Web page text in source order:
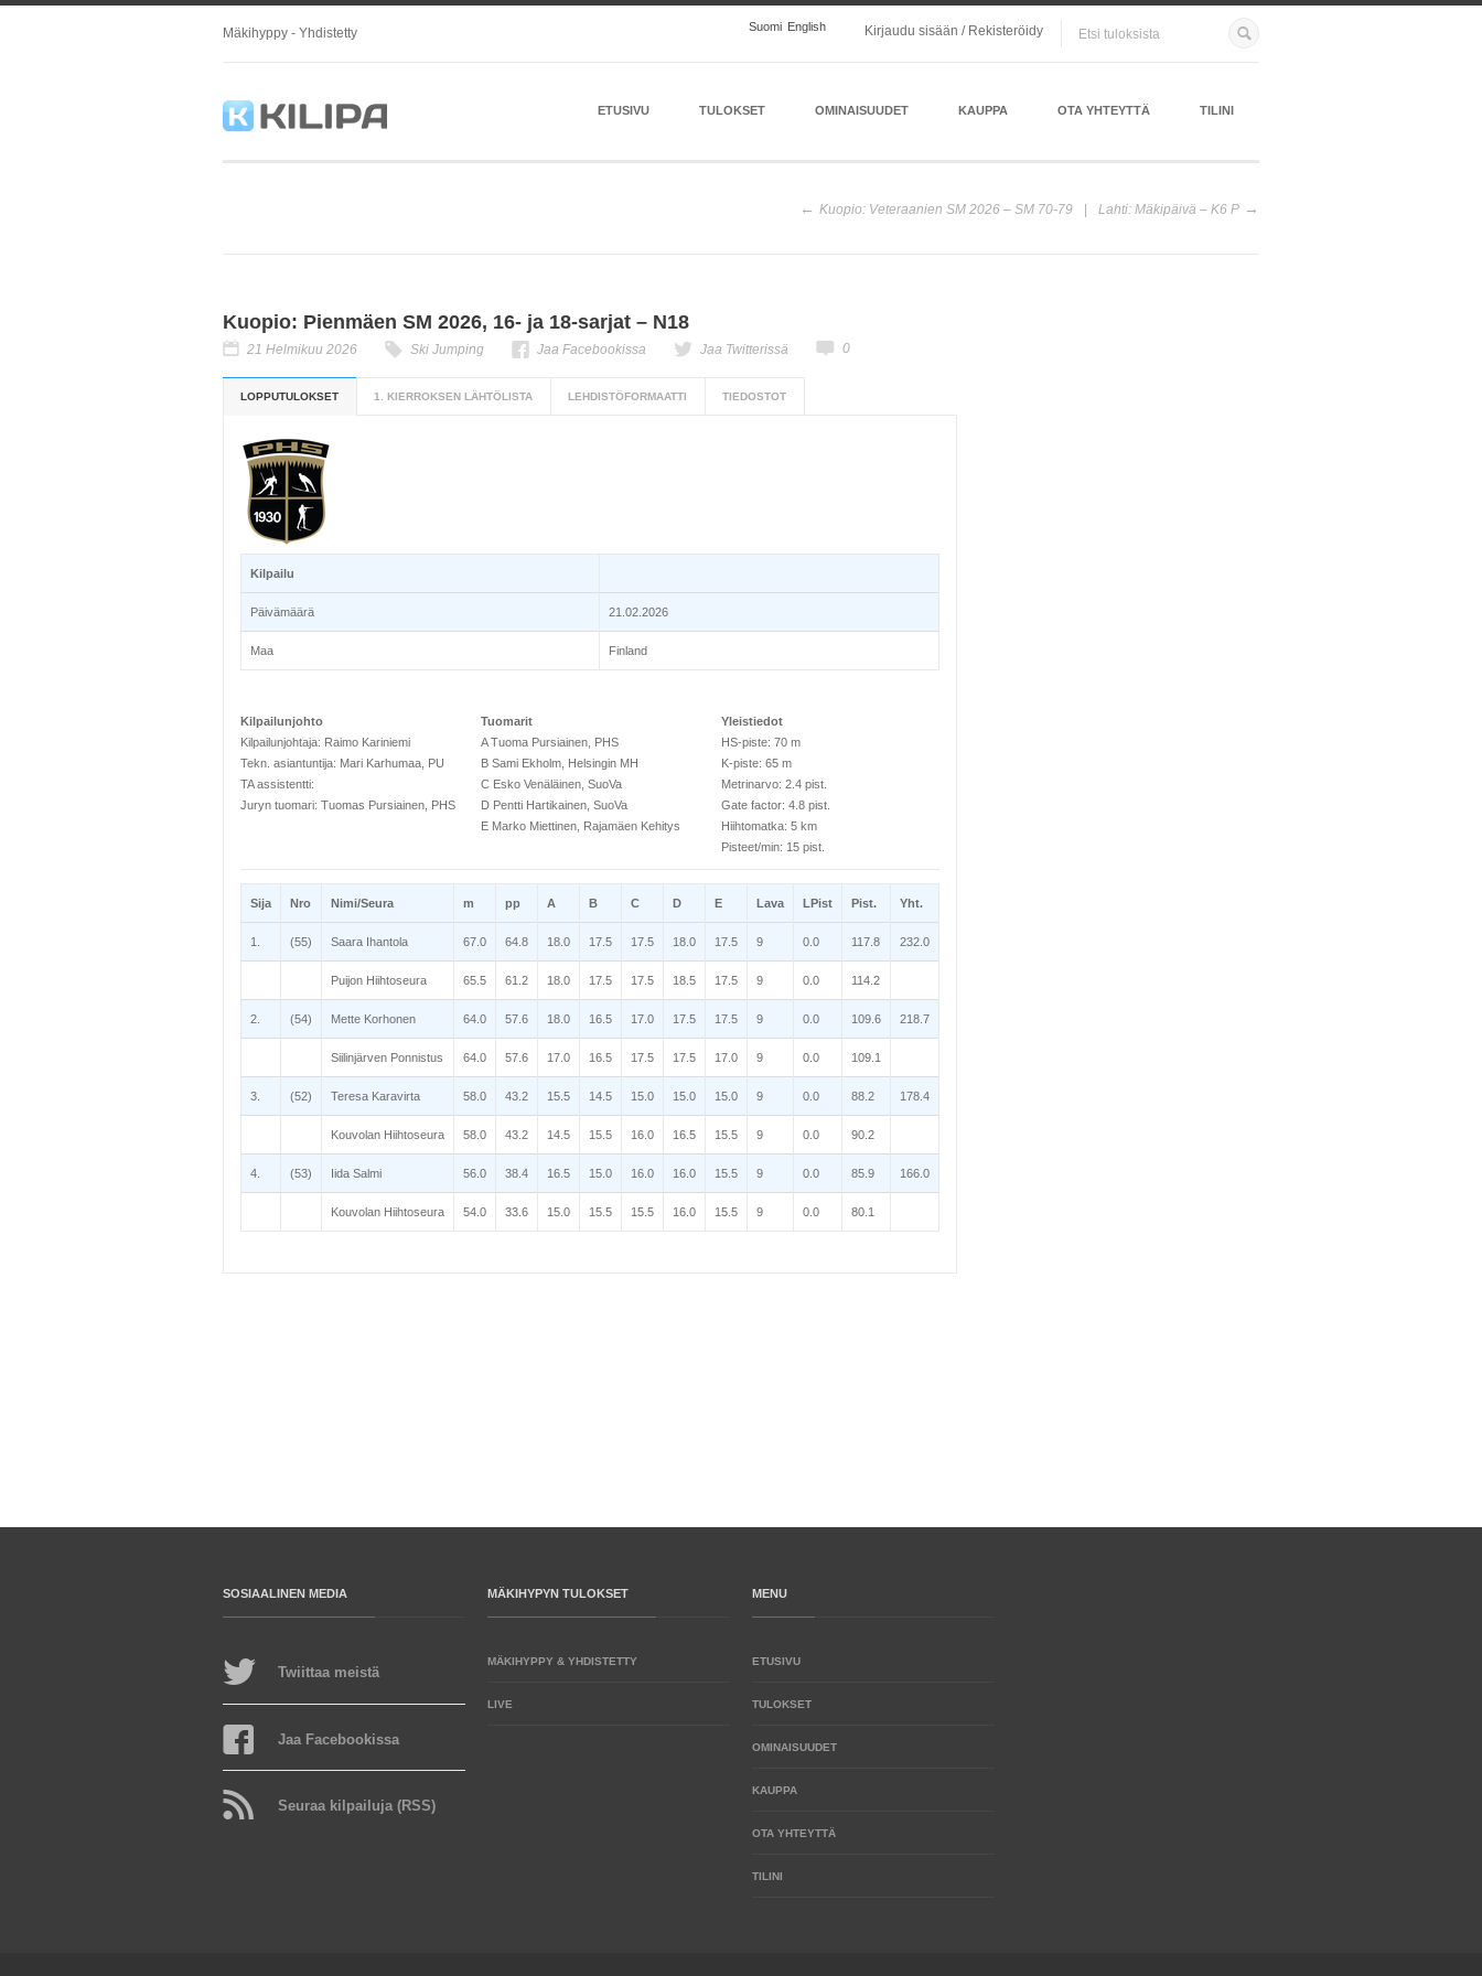
Mäkihyppy - Yhdistetty Suomi English Kirjaudu sisään / Rekisteröidy
ETUSIVU TULOKSET OMINAISUUDET KAUPPA OTA YHTEYTTÄ TILINI
Kuopio: Veteraanien SM 2026 – SM 70-79 Lahti: Mäkipäivä – K6 P
Kuopio: Pienmäen SM 2026, 16- ja 18-sarjat – N18
21 Helmikuu 2026 Ski Jumping Jaa Facebookissa Jaa Twitterissä 0
LOPPUTULOKSET 1. KIERROKSEN LÄHTÖLISTA LEHDISTÖFORMAATTI TIEDOSTOT
Kilpailu
Päivämäärä 21.02.2026
Maa Finland
Kilpailunjohto
Kilpailunjohtaja: Raimo Kariniemi
Tekn. asiantuntija: Mari Karhumaa, PU
TA assistentti:
Juryn tuomari: Tuomas Pursiainen, PHS
Tuomarit
A Tuoma Pursiainen, PHS
B Sami Ekholm, Helsingin MH
C Esko Venäläinen, SuoVa
D Pentti Hartikainen, SuoVa
E Marko Miettinen, Rajamäen Kehitys
Yleistiedot
HS-piste: 70 m
K-piste: 65 m
Metrinarvo: 2.4 pist.
Gate factor: 4.8 pist.
Hiihtomatka: 5 km
Pisteet/min: 15 pist.
Sija Nro Nimi/Seura m pp A B C D E Lava LPist Pist. Yht.
1. (55) Saara Ihantola 67.0 64.8 18.0 17.5 17.5 18.0 17.5 9 0.0 117.8 232.0
Puijon Hiihtoseura 65.5 61.2 18.0 17.5 17.5 18.5 17.5 9 0.0 114.2
2. (54) Mette Korhonen 64.0 57.6 18.0 16.5 17.0 17.5 17.5 9 0.0 109.6 218.7
Siilinjärven Ponnistus 64.0 57.6 17.0 16.5 17.5 17.5 17.0 9 0.0 109.1
3. (52) Teresa Karavirta 58.0 43.2 15.5 14.5 15.0 15.0 15.0 9 0.0 88.2 178.4
Kouvolan Hiihtoseura 58.0 43.2 14.5 15.5 16.0 16.5 15.5 9 0.0 90.2
4. (53) Iida Salmi 56.0 38.4 16.5 15.0 16.0 16.0 15.5 9 0.0 85.9 166.0
Kouvolan Hiihtoseura 54.0 33.6 15.0 15.5 15.5 16.0 15.5 9 0.0 80.1
SOSIAALINEN MEDIA
Twiittaa meistä
Jaa Facebookissa
Seuraa kilpailuja (RSS)
MÄKIHYPYN TULOKSET
MÄKIHYPPY & YHDISTETTY
LIVE
MENU
ETUSIVU
TULOKSET
OMINAISUUDET
KAUPPA
OTA YHTEYTTÄ
TILINI